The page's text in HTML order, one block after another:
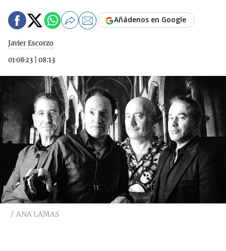
Javier Escorzo
01·08·23
08:13
Añádenos en Google
ANA LAMAS